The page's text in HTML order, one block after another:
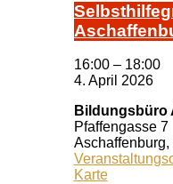
16:00 – 18:00
4. April 2026
Bildungsbüro
Pfaffengasse 7
Aschaffenburg,
Karte